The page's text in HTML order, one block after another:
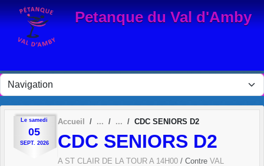
Petanque du Val d'Amby
Le samedi
05
SEPT. 2026
Accueil CDC SENIORS D2
CDC SENIORS D2
A ST CLAIR DE LA TOUR A 14H00 / Contre VAL
Panneau de gestion des cookies